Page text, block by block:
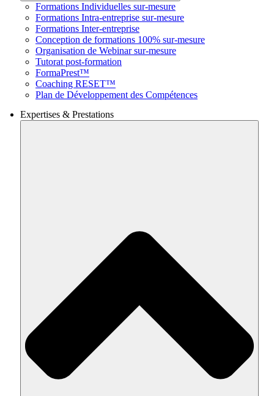
Formations Individuelles sur-mesure
Formations Intra-entreprise sur-mesure
Formations Inter-entreprise
Conception de formations 100% sur-mesure
Organisation de Webinar sur-mesure
Tutorat post-formation
FormaPrest™
Coaching RESET™
Plan de Développement des Compétences
Expertises & Prestations